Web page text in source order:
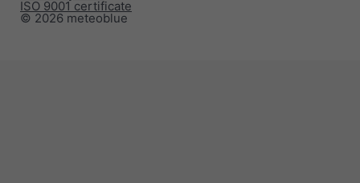
© 2026 meteoblue
ISO 9001 certificate